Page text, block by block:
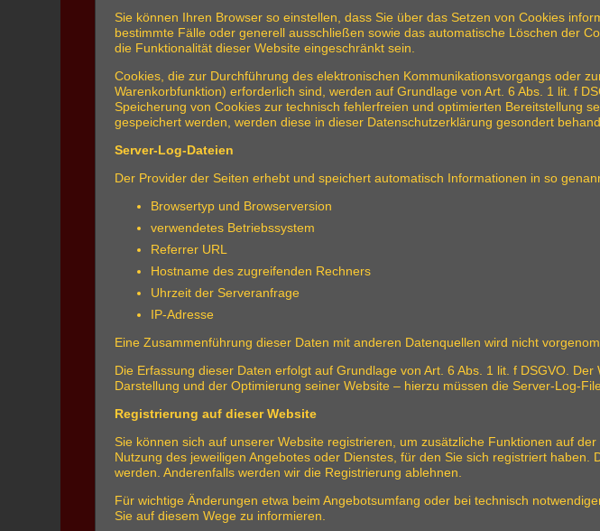
Sie können Ihren Browser so einstellen, dass Sie über das Setzen von Cookies
bestimmte Fälle oder generell ausschließen sowie das automatische Löschen der
die Funktionalität dieser Website eingeschränkt sein.
Cookies, die zur Durchführung des elektronischen Kommunikationsvorgangs oder
Warenkorbfunktion) erforderlich sind, werden auf Grundlage von Art. 6 Abs. 1 lit. f
Speicherung von Cookies zur technisch fehlerfreien und optimierten Bereitstellung
gespeichert werden, werden diese in dieser Datenschutzerklärung gesondert
Server-Log-Dateien
Der Provider der Seiten erhebt und speichert automatisch Informationen in so
Browsertyp und Browserversion
verwendetes Betriebssystem
Referrer URL
Hostname des zugreifenden Rechners
Uhrzeit der Serveranfrage
IP-Adresse
Eine Zusammenführung dieser Daten mit anderen Datenquellen wird nicht
Die Erfassung dieser Daten erfolgt auf Grundlage von Art. 6 Abs. 1 lit. f DSGVO.
Darstellung und der Optimierung seiner Website – hierzu müssen die Server-Log-
Registrierung auf dieser Website
Sie können sich auf unserer Website registrieren, um zusätzliche Funktionen auf
Nutzung des jeweiligen Angebotes oder Dienstes, für den Sie sich registriert
werden. Anderenfalls werden wir die Registrierung ablehnen.
Für wichtige Änderungen etwa beim Angebotsumfang oder bei technisch
Sie auf diesem Wege zu informieren.